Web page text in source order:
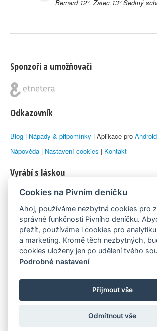
Bernard 12°, Žatec 13° Sedmý
Sponzoři a umožňovači
Odkazovník
Blog | Nápady & připomínky | Aplikace pro Android
Nápověda | Nastavení cookies | Kontakt
Vyrábí s láskou
© 2010–2026 byLukáš Zemanaka Emka
Máme rádi
Pivní.info
Poznámka pod čarou
Pivní deníček je nezávislý zdroj, který není spjat s
konkrétním pivovarem ani restaurací. Názory
reprezentovat názory tvůrců Deníčku.
Cookies na Pivním deníčku
Ahoj, používáme nezbytná cookies pro
správné funkčnosti Pivního deníčku.
přežít, používáme i cookies pro
a marketing. Kromě těch nezbytných,
cookies uloženy jen po udělení tvého
Podrobné nastavení
Přijmout vše
Odmítnout vše